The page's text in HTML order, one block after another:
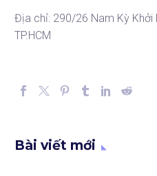
Địa chỉ: 290/26 Nam Kỳ Khởi
TP.HCM
Bài viết mới